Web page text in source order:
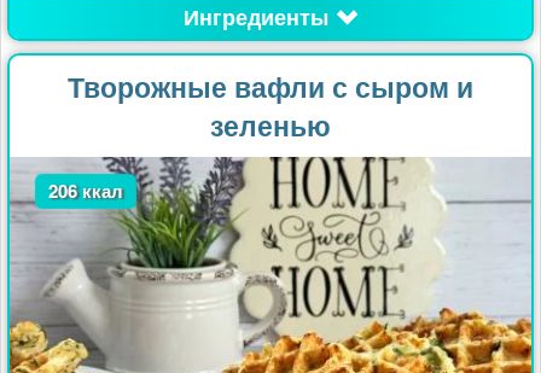
Ингредиенты
Творожные вафли с сыром и
зеленью
206 ккал